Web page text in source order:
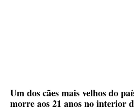
Um dos cães mais velhos do
morre aos 21 anos no interior